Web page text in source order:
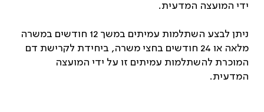
ידי המועצה המדעית.
ניתן לבצע השתלמות עמיתים במשך 12 חודשים במשרה
מלאה או 24 חודשים בחצי משרה, ביחידת לקרישת דם
המוכרת להשתלמות עמיתים זו על ידי המועצה
המדעית.